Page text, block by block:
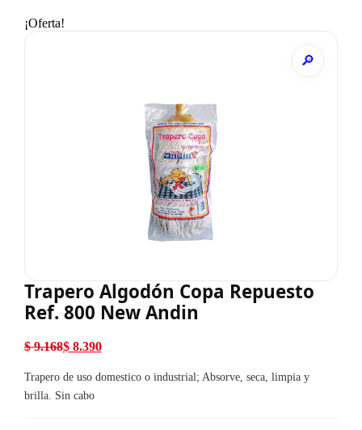
¡Oferta!
Trapero Algodón Copa Repuesto
Ref. 800 New Andin
$9.168
El precio original era: $ 9.168.
$8.390
El precio actual es: $ 8.390.
Trapero de uso domestico o industrial; Absorve, seca, limpia y
brilla. Sin cabo